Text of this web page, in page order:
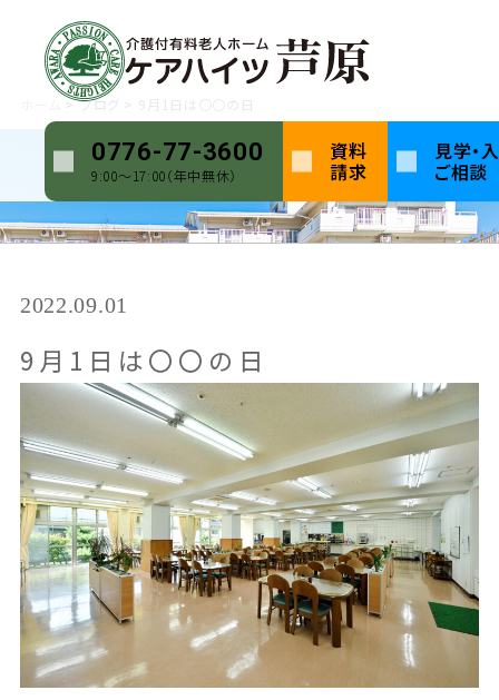
0776-77-3600
9:00〜17:00（年中無休）
資料
請求
見学・
ご相談
ブログ
2022.09.01
9月1日は〇〇の日